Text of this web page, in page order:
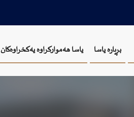
بڕیارە یاسا یاسا هەموارکراوە یەکخراوەکان